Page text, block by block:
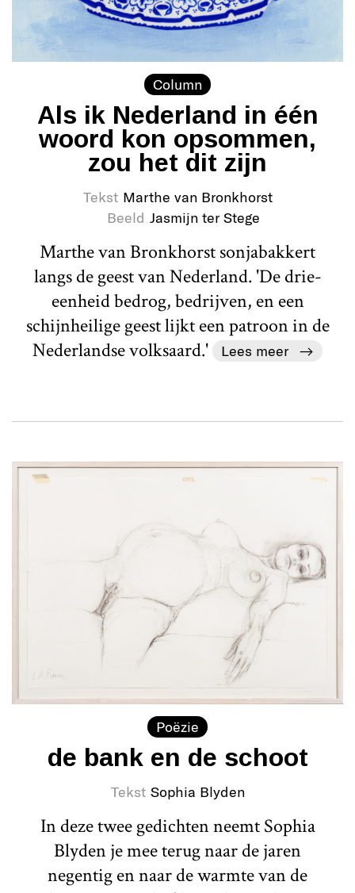
Column
Als ik Nederland in één
woord kon opsommen,
zou het dit zijn
Tekst Marthe van Bronkhorst
Beeld Jasmijn ter Stege
Marthe van Bronkhorst sonjabakkert
langs de geest van Nederland. 'De drie-
eenheid bedrog, bedrijven, en een
schijnheilige geest lijkt een patroon in de
Nederlandse volksaard.'
Lees meer
Poëzie
de bank en de schoot
Tekst Sophia Blyden
In deze twee gedichten neemt Sophia
Blyden je mee terug naar de jaren
negentig en naar de warmte van de